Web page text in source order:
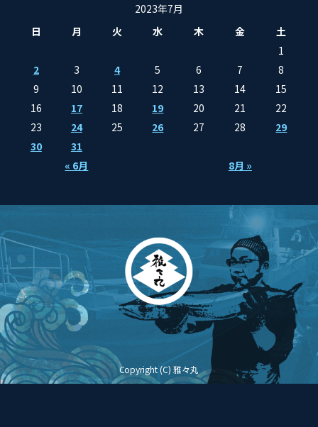
2023年7月
日
月 火 水 木 金 土
« 6月 8月 »
1
2
3 4 5 6 7
8
9
10 11 12 13 14
15
16
17 18 19 20 21
22
23
24 25 26 27 28
29
30
31
Copyright (C) 雅々丸